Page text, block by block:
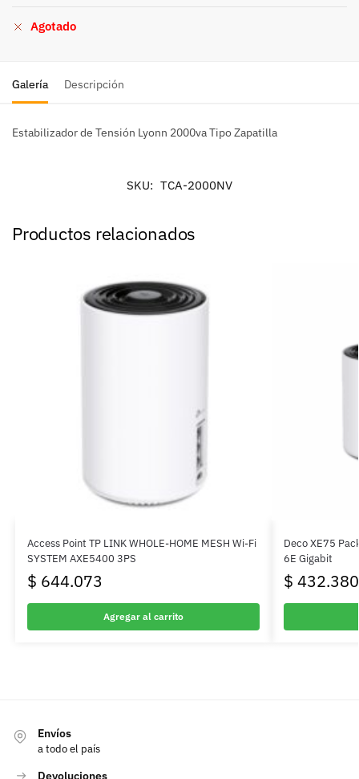
Agotado
Galería Descripción
Estabilizador de Tensión Lyonn 2000va Tipo Zapatilla
SKU: TCA-2000NV
Productos relacionados
Access Point TP LINK WHOLE-HOME MESH Wi-Fi
SYSTEM AXE5400 3PS
$ 644.073
Agregar al carrito
Deco XE75
6E Gigabit
$ 432.380
Envíos
a todo el país
Devoluciones